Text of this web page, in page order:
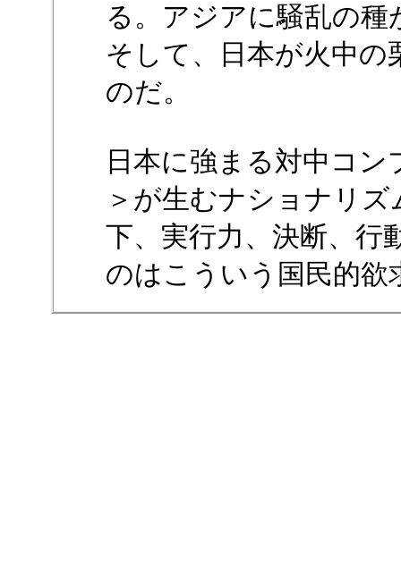
る。アジアに騒乱の種
そして、日本が火中
のだ。
日本に強まる対中コ
＞が生むナショナリ
下、実行力、決断、行
のはこういう国民的